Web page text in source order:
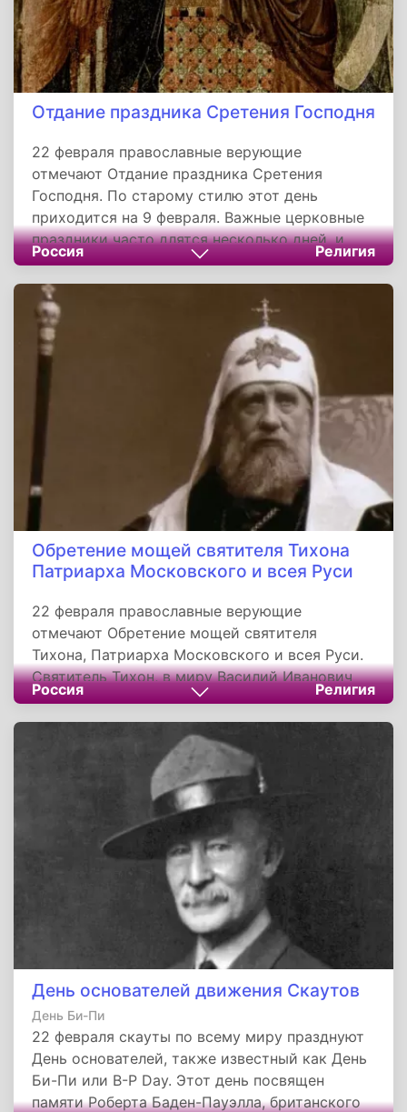
Отдание праздника Сретения Господня
22 февраля православные верующие
отмечают Отдание праздника Сретения
Господня. По старому стилю этот день
приходится на 9 февраля. Важные церковные
праздники часто длятся несколько дней, и
этот период называется попразднством. Он
подчеркивает особую значимость события,
позволяя верующим глубже осмыслить его
духовное значение.
Россия Религия
Обретение мощей святителя Тихона
Патриарха Московского и всея Руси
22 февраля православные верующие
отмечают Обретение мощей святителя
Тихона, Патриарха Московского и всея Руси.
Святитель Тихон, в миру Василий Иванович
Белавин, родился в 1865 году в деревне Клин
Псковской губернии в семье священника. С
детства он сопровождал отца на службы, что
пробудило в нем глубокую любовь к церкви.
Россия Религия
День основателей движения Скаутов
День Би-Пи
22 февраля скауты по всему миру празднуют
День основателей, также известный как День
Би-Пи или B-P Day. Этот день посвящен
памяти Роберта Баден-Пауэлла, британского